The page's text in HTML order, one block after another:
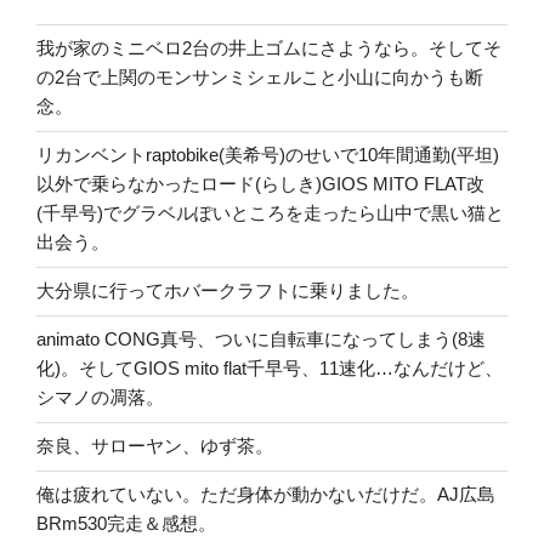
我が家のミニベロ2台の井上ゴムにさようなら。そしてそ
の2台で上関のモンサンミシェルこと小山に向かうも断
念。
リカンベントraptobike(美希号)のせいで10年間通勤(平坦)
以外で乗らなかったロード(らしき)GIOS MITO FLAT改
(千早号)でグラベルぽいところを走ったら山中で黒い猫と
出会う。
大分県に行ってホバークラフトに乗りました。
animato CONG真号、ついに自転車になってしまう(8速
化)。そしてGIOS mito flat千早号、11速化…なんだけど、
シマノの凋落。
奈良、サローヤン、ゆず茶。
俺は疲れていない。ただ身体が動かないだけだ。AJ広島
BRm530完走＆感想。